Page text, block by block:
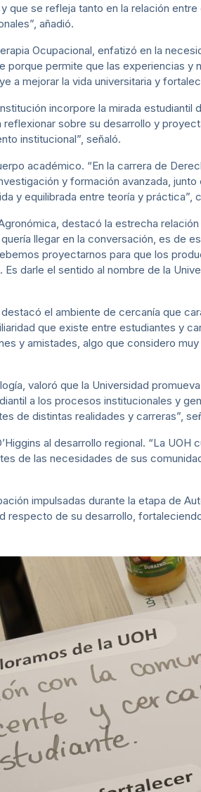
que se refleja tanto en la relación
añadió.
Ocupacional, enfatizó en la
permite que las experiencias
a mejorar la vida universitaria y
incorpore la mirada estudiantil
sobre su desarrollo y
institucional”, señaló.
académico. “En la carrera de
y formación avanzada,
y equilibrada entre teoría y práctica”,
destacó la estrecha
llegar en la conversación, es de
proyectarnos para que los
darle el sentido al nombre de la
el ambiente de cercanía que
que existe entre estudiantes y
y amistades, algo que considero
valoró que la Universidad
a los procesos institucionales y
de distintas realidades y carreras”,
al desarrollo regional. “La UOH
de las necesidades de sus
impulsadas durante la etapa de
respecto de su desarrollo,